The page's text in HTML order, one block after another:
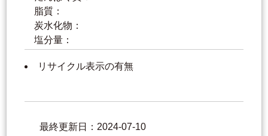
脂質：
炭水化物：
塩分量：
リサイクル表示の有無
最終更新日：2024-07-10